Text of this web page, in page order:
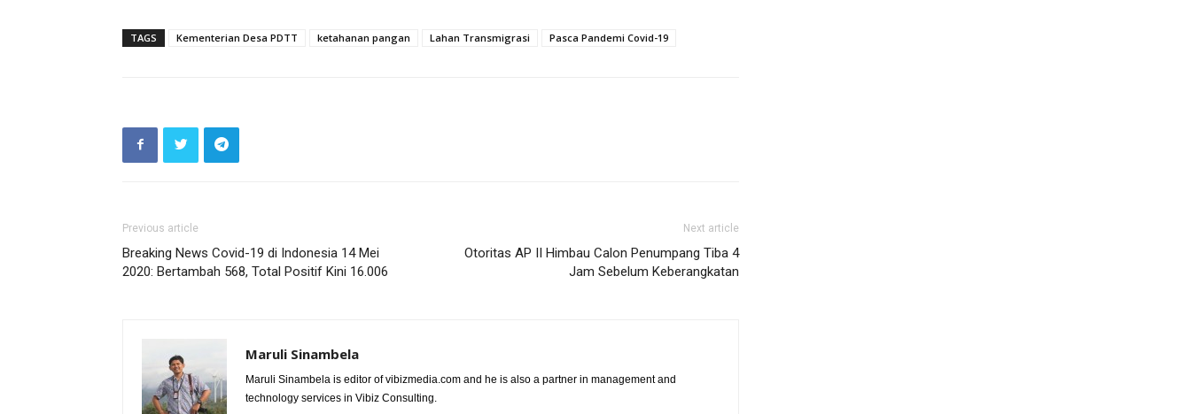
TAGS Kementerian Desa PDTT ketahanan pangan Lahan Transmigrasi Pasca Pandemi Covid-19
Previous article
Breaking News Covid-19 di Indonesia 14 Mei
2020: Bertambah 568, Total Positif Kini 16.006
Next article
Otoritas AP II Himbau Calon Penumpang Tiba 4
Jam Sebelum Keberangkatan
Maruli Sinambela
Maruli Sinambela is editor of vibizmedia.com and he is also a partner in management and
technology services in Vibiz Consulting.